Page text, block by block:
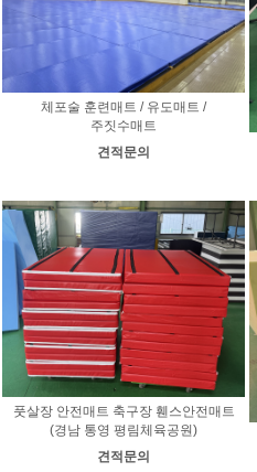
체포술 훈련매트 / 유도매트 /
주짓수매트
견적문의
풋살장 안전매트 축구장 휀스안전매트
(경남 통영 평림체육공원)
견적문의